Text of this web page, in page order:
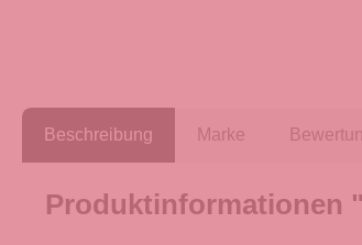
Beschreibung Marke
Produktinformationen